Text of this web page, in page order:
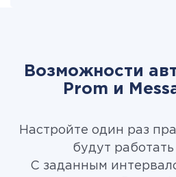
Возможности
Prom и
Настройте один раз
будут
С заданным